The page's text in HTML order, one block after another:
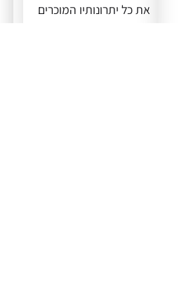
את כל יתרונותיו המוכרים